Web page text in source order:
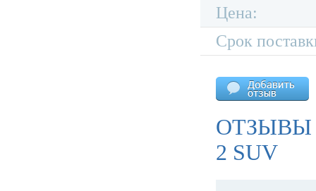
Цена:
Срок
ОТЗЫВЫ
2 SUV